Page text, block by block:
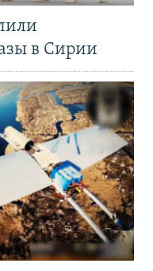
в Сирии